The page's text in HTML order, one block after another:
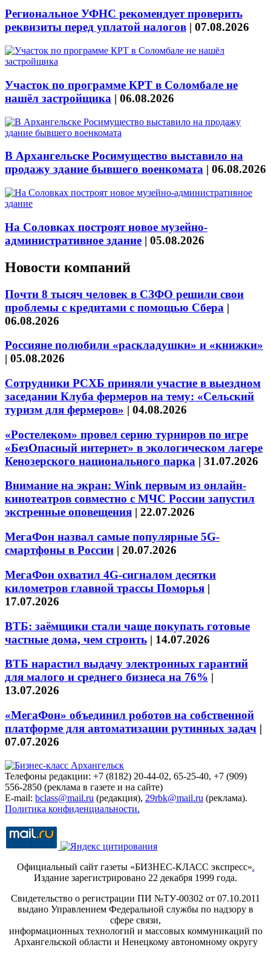
Региональное УФНС рекомендует проверить
реквизиты перед уплатой налогов | 07.08.2026
Участок по программе КРТ в Соломбале не
нашёл застройщика | 06.08.2026
В Архангельске Росимущество выставило на
продажу здание бывшего военкомата | 06.08.2026
На Соловках построят новое музейно-
административное здание | 05.08.2026
Новости компаний
Почти 8 тысяч человек в СЗФО решили свои
проблемы с кредитами с помощью Сбера |
06.08.2026
Россияне полюбили «раскладушки» и «книжки»
| 05.08.2026
Сотрудники РСХБ приняли участие в выездном
заседании Клуба фермеров на тему: «Сельский
туризм для фермеров» | 04.08.2026
«Ростелеком» провел серию турниров по игре
«БезОпасный интернет» в экологическом лагере
Кенозерского национального парка | 31.07.2026
Внимание на экран: Wink первым из онлайн-
кинотеатров совместно с МЧС России запустил
экстренные оповещения | 22.07.2026
МегаФон назвал самые популярные 5G-
смартфоны в России | 20.07.2026
МегаФон охватил 4G-сигналом десятки
километров главной трассы Поморья |
17.07.2026
ВТБ: заёмщики стали чаще покупать готовые
частные дома, чем строить | 14.07.2026
ВТБ нарастил выдачу электронных гарантий
для малого и среднего бизнеса на 76% |
13.07.2026
«МегаФон» объединил роботов на собственной
платформе для автоматизации рутинных задач |
07.07.2026
Телефоны редакции: +7 (8182) 20-44-02, 65-25-40, +7 (909)
556-2850 (реклама в газете и на сайте)
E-mail: bclass@mail.ru (редакция), 29rbk@mail.ru (реклама).
Политика конфиденциальности.
Официальный сайт газеты «БИЗНЕС-КЛАСС экспресс».
Издание зарегистрировано 22 декабря 1999 года.
Свидетельство о регистрации ПИ №ТУ-00302 от 07.10.2011
выдано Управлением Федеральной службы по надзору в
сфере связи,
информационных технологий и массовых коммуникаций по
Архангельской области и Ненецкому автономному округу